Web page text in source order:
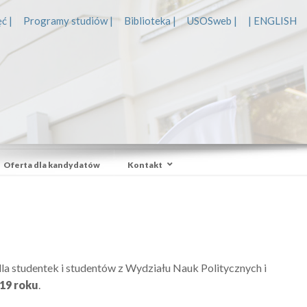
| Programy studiów | Biblioteka | USOSweb | | ENGLISH
Oferta dla kandydatów Kontakt
studentek i studentów z Wydziału Nauk Politycznych i
roku.